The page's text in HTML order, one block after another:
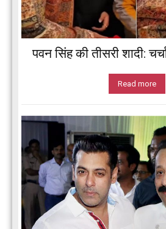
पवन सिंह की तीसरी शादी:
Read more